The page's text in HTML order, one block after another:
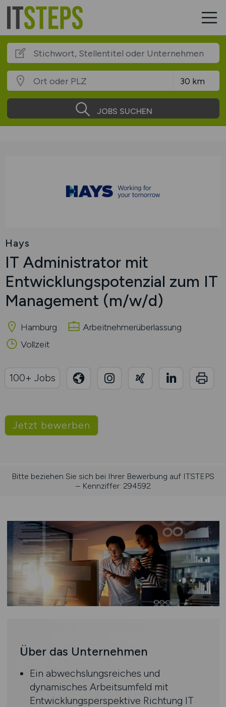
JOBS SUCHEN
Hays
IT Administrator mit
Entwicklungspotenzial zum IT
Management (m/w/d)
Hamburg
Arbeitnehmerüberlassung
Vollzeit
Jetzt bewerben
100+ Jobs
Bitte beziehen Sie sich bei Ihrer Bewerbung auf ITSTEPS
– Kennziffer: 294592
Über das Unternehmen
Ein abwechslungsreiches und
dynamisches Arbeitsumfeld mit
Entwicklungsperspektive Richtung IT